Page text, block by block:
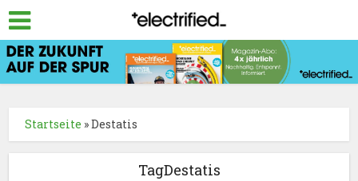
Startseite »Destatis
TagDestatis